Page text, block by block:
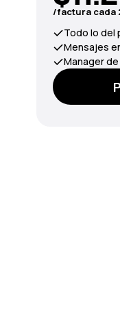
/factura cada
Todo lo del
Mensajes
Manager